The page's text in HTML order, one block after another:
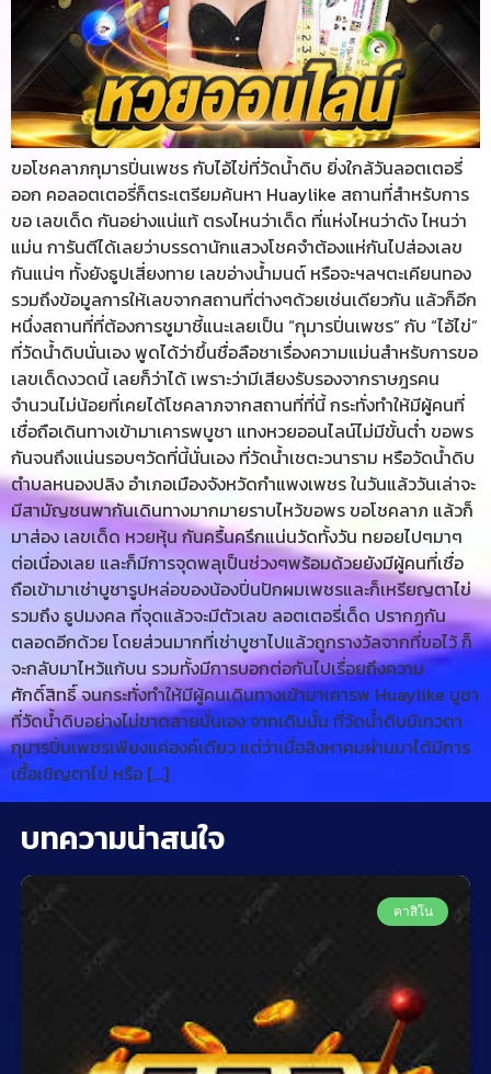
ขอโชคลาภกุมารปิ่นเพชร กับไอ้ไข่ที่วัดน้ำดิบ ยิ่งใกล้วันลอตเตอรี่
ออก คอลอตเตอรี่ก็ตระเตรียมค้นหา Huaylike สถานที่สำหรับการ
ขอ เลขเด็ด กันอย่างแน่แท้ ตรงไหนว่าเด็ด ที่แห่งไหนว่าดัง ไหนว่า
แม่น การันตีได้เลยว่าบรรดานักแสวงโชคจำต้องแห่กันไปส่องเลข
กันแน่ๆ ทั้งยังธูปเสี่ยงทาย เลขอ่างน้ำมนต์ หรือจะฯลฯตะเคียนทอง
รวมถึงข้อมูลการให้เลขจากสถานที่ต่างๆด้วยเช่นเดียวกัน แล้วก็อีก
หนึ่งสถานที่ที่ต้องการชูมาชี้แนะเลยเป็น “กุมารปิ่นเพชร” กับ “ไอ้ไข่”
ที่วัดน้ำดิบนั่นเอง พูดได้ว่าขึ้นชื่อลือชาเรื่องความแม่นสำหรับการขอ
เลขเด็ดงวดนี้ เลยก็ว่าได้ เพราะว่ามีเสียงรับรองจากราษฎรคน
จำนวนไม่น้อยที่เคยได้โชคลาภจากสถานที่ที่นี้ กระทั่งทำให้มีผู้คนที่
เชื่อถือเดินทางเข้ามาเคารพบูชา แทงหวยออนไลน์ไม่มีขั้นต่ำ ขอพร
กันจนถึงแน่นรอบๆวัดที่นี้นั่นเอง ที่วัดน้ำเชตะวนาราม หรือวัดน้ำดิบ
ตำบลหนองปลิง อำเภอเมืองจังหวัดกำแพงเพชร ในวันแล้ววันเล่าจะ
มีสามัญชนพากันเดินทางมากมายราบไหว้ขอพร ขอโชคลาภ แล้วก็
มาส่อง เลขเด็ด หวยหุ้น กันครื้นครึกแน่นวัดทั้งวัน ทยอยไปๆมาๆ
ต่อเนื่องเลย และก็มีการจุดพลุเป็นช่วงๆพร้อมด้วยยังมีผู้คนที่เชื่อ
ถือเข้ามาเช่าบูชารูปหล่อของน้องปิ่นปักผมเพชรและก็เหรียญตาไข่
รวมถึง ธูปมงคล ที่จุดแล้วจะมีตัวเลข ลอตเตอรี่เด็ด ปรากฏกัน
ตลอดอีกด้วย โดยส่วนมากที่เช่าบูชาไปแล้วถูกรางวัลจากที่ขอไว้ ก็
จะกลับมาไหว้แก้บน รวมทั้งมีการบอกต่อกันไปเรื่อยถึงความ
ศักดิ์สิทธิ์ จนกระทั่งทำให้มีผู้คนเดินทางเข้ามาเคารพ Huaylike บูชา
ที่วัดน้ำดิบอย่างไม่ขาดสายนั่นเอง จากเดิมนั้น ที่วัดน้ำดิบมีเทวดา
กุมารปิ่นเพชรเพียงแค่องค์เดียว แต่ว่าเมื่อสิงหาคมผ่านมาได้มีการ
เชื้อเชิญตาไข่ หรือ […]
บทความน่าสนใจ
คาสิโน